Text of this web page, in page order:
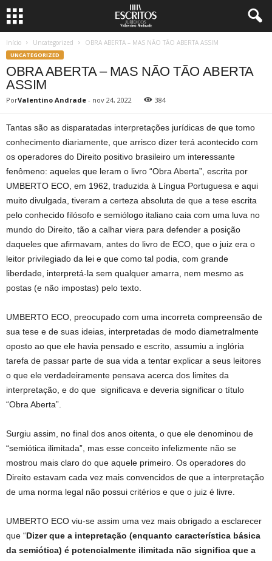
Início Uncategorized OBRA ABERTA – MAS NÃO TÃO ABERTA ASSIM
UNCATEGORIZED
OBRA ABERTA – MAS NÃO TÃO ABERTA
ASSIM
PorValentino Andrade - nov 24, 2022 384
Tantas são as disparatadas interpretações jurídicas de que tomo
conhecimento diariamente, que arrisco dizer terá acontecido com
os operadores do Direito positivo brasileiro um interessante
fenômeno: aqueles que leram o livro “Obra Aberta”, escrita por
UMBERTO ECO, em 1962, traduzida à Língua Portuguesa e aqui
muito divulgada, tiveram a certeza absoluta de que a tese escrita
pelo conhecido filósofo e semiólogo italiano caia com uma luva no
mundo do Direito, tão a calhar viera para defender a posição
daqueles que afirmavam, antes do livro de ECO, que o juiz era o
leitor privilegiado da lei e que como tal podia, com grande
liberdade, interpretá-la sem qualquer amarra, nem mesmo as
postas (e não impostas) pelo texto.
UMBERTO ECO, preocupado com uma incorreta compreensão de
sua tese e de suas ideias, interpretadas de modo diametralmente
oposto ao que ele havia pensado e escrito, assumiu a inglória
tarefa de passar parte de sua vida a tentar explicar a seus leitores
o que ele verdadeiramente pensava acerca dos limites da
interpretação, e do que significava e deveria significar o título
“Obra Aberta”.
Surgiu assim, no final dos anos oitenta, o que ele denominou de
“semiótica ilimitada”, mas esse conceito infelizmente não se
mostrou mais claro do que aquele primeiro. Os operadores do
Direito estavam cada vez mais convencidos de que a interpretação
de uma norma legal não possui critérios e que o juiz é livre.
UMBERTO ECO viu-se assim uma vez mais obrigado a esclarecer
que “Dizer que a intepretação (enquanto característica básica
da semiótica) é potencialmente ilimitada não significa que a